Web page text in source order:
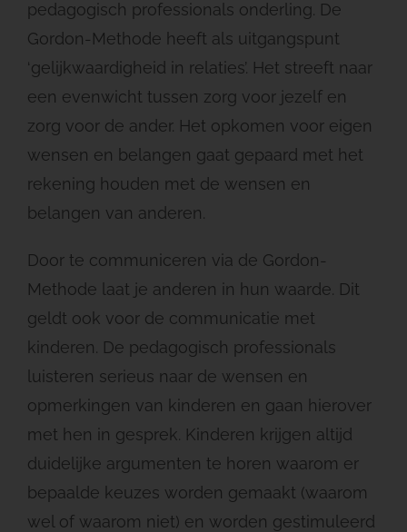
pedagogisch professionals onderling. De
Gordon-Methode heeft als uitgangspunt
‘gelijkwaardigheid in relaties’. Het streeft naar
een evenwicht tussen zorg voor jezelf en
zorg voor de ander. Het opkomen voor eigen
wensen en belangen gaat gepaard met het
rekening houden met de wensen en
belangen van anderen.
Door te communiceren via de Gordon-
Methode laat je anderen in hun waarde. Dit
geldt ook voor de communicatie met
kinderen. De pedagogisch professionals
luisteren serieus naar de wensen en
opmerkingen van kinderen en gaan hierover
met hen in gesprek. Kinderen krijgen altijd
duidelijke argumenten te horen waarom er
bepaalde keuzes worden gemaakt (waarom
wel of waarom niet) en worden gestimuleerd